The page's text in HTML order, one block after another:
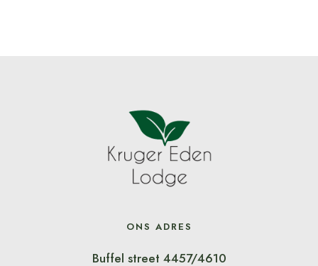
ONS ADRES
Buffel street 4457/4610